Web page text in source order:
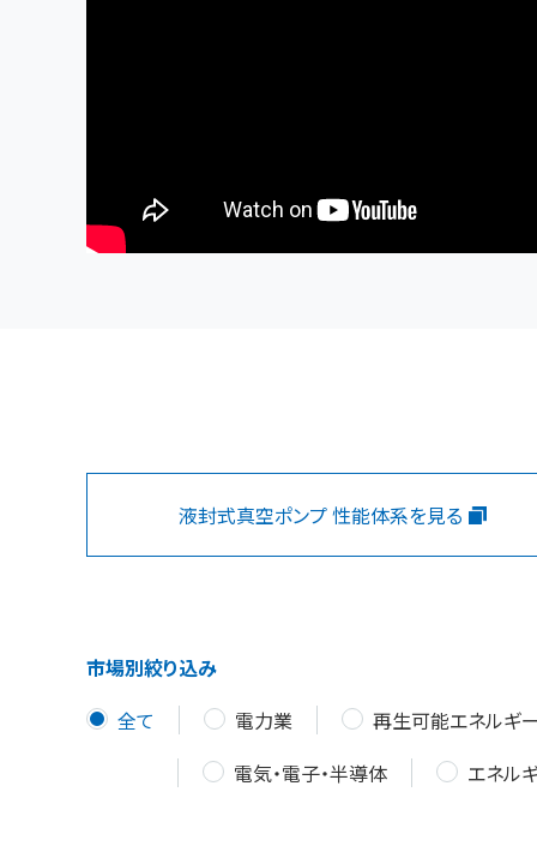
液封式真空ポンプ性能体系を見る
市場別絞り込み
全て
電力業
再生可能エネルギ
電気・電子・半導体
エネル